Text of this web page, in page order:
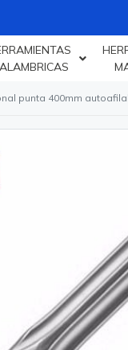
punta 400mm